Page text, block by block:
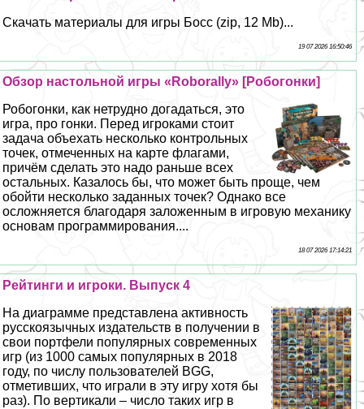
Скачать материалы для игры Босс (zip, 12 Mb)...
19 07 2026 16:50:46
Обзор настольной игры «Roborally» [Робогонки]
Робогонки, как нетрудно догадаться, это
игра, про гонки. Перед игроками стоит
задача объехать несколько контрольных
точек, отмеченных на карте флагами,
причём сделать это надо раньше всех
остальных. Казалось бы, что может быть проще, чем
обойти несколько заданных точек? Однако все
осложняется благодаря заложенным в игровую механику
основам программирования....
18 07 2026 17:14:21
Рейтинги и игроки. Выпуск 4
На диаграмме представлена активность
русскоязычных издательств в получении в
свои портфели популярных современных
игр (из 1000 самых популярных в 2018
году, по числу пользователей BGG,
отметивших, что играли в эту игру хотя бы
раз). По вертикали – число таких игр в